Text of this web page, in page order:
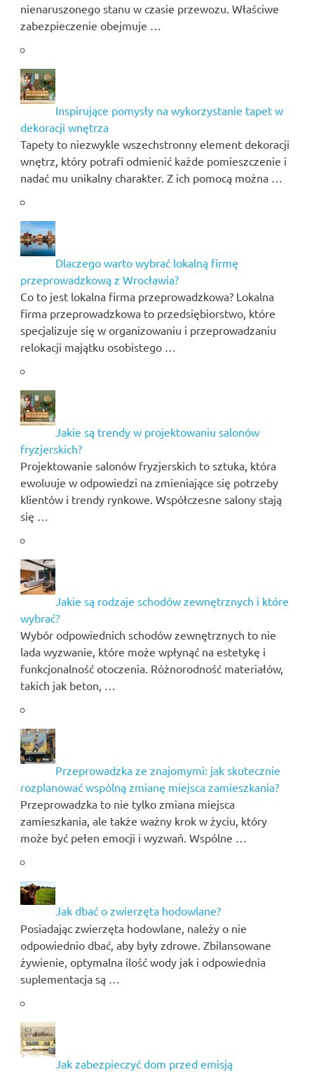
nienaruszonego stanu w czasie przewozu. Właściwe
zabezpieczenie obejmuje …
Inspirujące pomysły na wykorzystanie tapet w
dekoracji wnętrza
Tapety to niezwykle wszechstronny element dekoracji
wnętrz, który potrafi odmienić każde pomieszczenie i
nadać mu unikalny charakter. Z ich pomocą można …
Dlaczego warto wybrać lokalną firmę
przeprowadzkową z Wrocławia?
Co to jest lokalna firma przeprowadzkowa? Lokalna
firma przeprowadzkowa to przedsiębiorstwo, które
specjalizuje się w organizowaniu i przeprowadzaniu
relokacji majątku osobistego …
Jakie są trendy w projektowaniu salonów
fryzjerskich?
Projektowanie salonów fryzjerskich to sztuka, która
ewoluuje w odpowiedzi na zmieniające się potrzeby
klientów i trendy rynkowe. Współczesne salony stają
się …
Jakie są rodzaje schodów zewnętrznych i które
wybrać?
Wybór odpowiednich schodów zewnętrznych to nie
lada wyzwanie, które może wpłynąć na estetykę i
funkcjonalność otoczenia. Różnorodność materiałów,
takich jak beton, …
Przeprowadzka ze znajomymi: jak skutecznie
rozplanować wspólną zmianę miejsca zamieszkania?
Przeprowadzka to nie tylko zmiana miejsca
zamieszkania, ale także ważny krok w życiu, który
może być pełen emocji i wyzwań. Wspólne …
Jak dbać o zwierzęta hodowlane?
Posiadając zwierzęta hodowlane, należy o nie
odpowiednio dbać, aby były zdrowe. Zbilansowane
żywienie, optymalna ilość wody jak i odpowiednia
suplementacja są …
Jak zabezpieczyć dom przed emisją